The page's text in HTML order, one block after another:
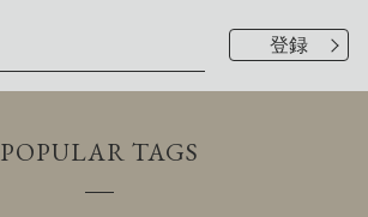
POPULAR TAGS